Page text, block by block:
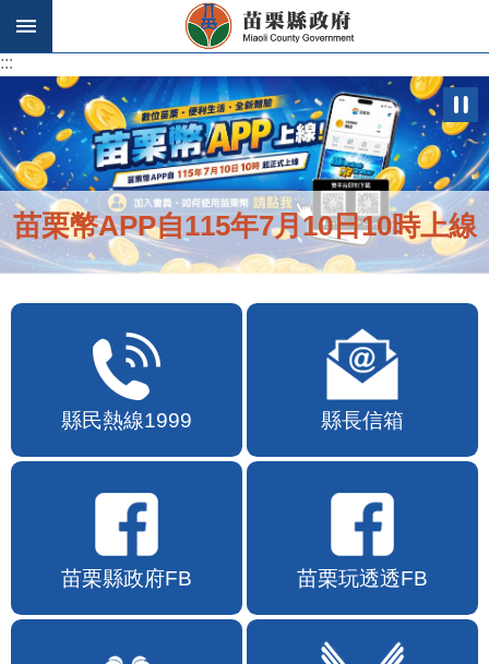
跳到主要內容區塊
:::
苗栗幣APP自115年7月10日10時上線
縣民熱線1999 縣長信箱
苗栗縣政府FB 苗栗玩透透FB